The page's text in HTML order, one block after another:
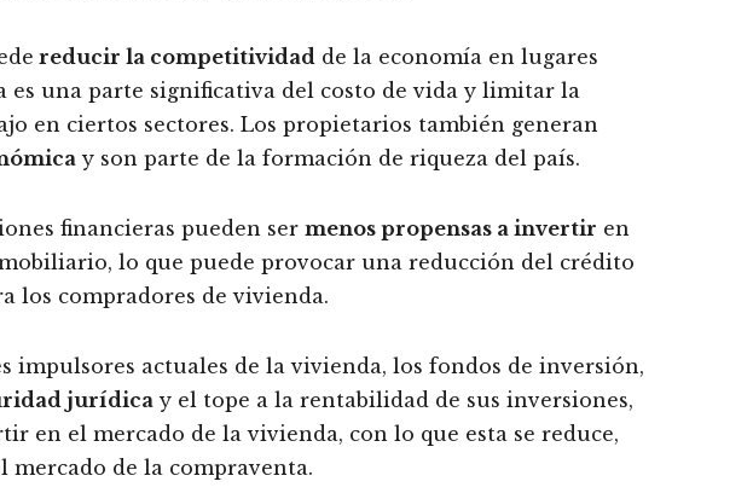
reducir la competitividad de la economía en lugares
es una parte significativa del costo de vida y limitar la
en ciertos sectores. Los propietarios también generan
y son parte de la formación de riqueza del país.
financieras pueden ser menos propensas a invertir en
lo que puede provocar una reducción del crédito
los compradores de vivienda.
impulsores actuales de la vivienda, los fondos de inversión,
jurídica y el tope a la rentabilidad de sus inversiones,
en el mercado de la vivienda, con lo que esta se reduce,
mercado de la compraventa.